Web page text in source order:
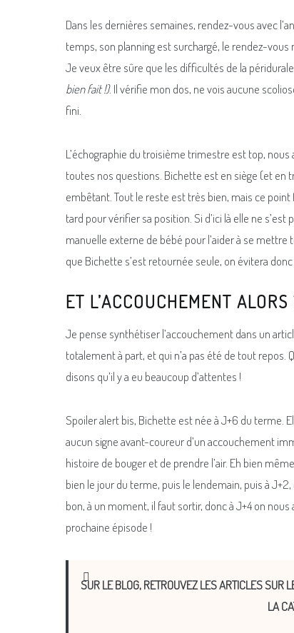
Dans les dernières semaines, rendez-vous avec
temps, son planning est surchargé, le rendez-vous
Je veux être sûre que les difficultés de la
bien fait !). Il vérifie mon dos, ne vois aucune
fini.
L’échographie du troisième trimestre est top,
toutes nos questions. Bichette est en siège (et en
embêtant. Tout le reste est très bien, mais ce
tard pour vérifier sa position. Si d’ici là elle ne
manuelle externe de bébé pour l’aider à se
que Bichette s’est retournée seule, on évitera donc
ET L’ACCOUCHEMENT ALORS
Je pense synthétiser l’accouchement dans un
totalement à part, et qui n’a pas été de tout
disons qu’il y a eu beaucoup d’attentes !
Spoiler alert bis, Bichette est née à J+6 du terme.
aucun signe avant-coureur d’un accouchement
histoire de bouger et de prendre l’air. Eh bien
bien le jour du terme, puis le lendemain, puis à
bon, à un moment, il faut sortir, donc à J+4 on
prochaine épisode !
SUR LE BLOG, RETROUVEZ LES ARTICLES SUR
LA